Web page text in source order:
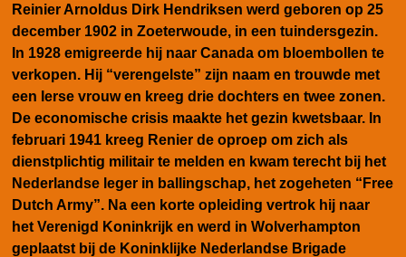
Reinier Arnoldus Dirk Hendriksen werd geboren op 25
december 1902 in Zoeterwoude, in een tuindersgezin.
In 1928 emigreerde hij naar Canada om bloembollen te
verkopen. Hij “verengelste” zijn naam en trouwde met
een Ierse vrouw en kreeg drie dochters en twee zonen.
De economische crisis maakte het gezin kwetsbaar. In
februari 1941 kreeg Renier de oproep om zich als
dienstplichtig militair te melden en kwam terecht bij het
Nederlandse leger in ballingschap, het zogeheten “Free
Dutch Army”. Na een korte opleiding vertrok hij naar
het Verenigd Koninkrijk en werd in Wolverhampton
geplaatst bij de Koninklijke Nederlandse Brigade